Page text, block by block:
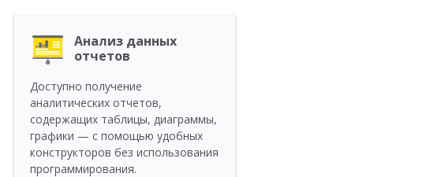
Анализ данных
отчетов
Доступно получение
аналитических отчетов,
содержащих таблицы, диаграммы,
графики — с помощью удобных
конструкторов без использования
программирования.